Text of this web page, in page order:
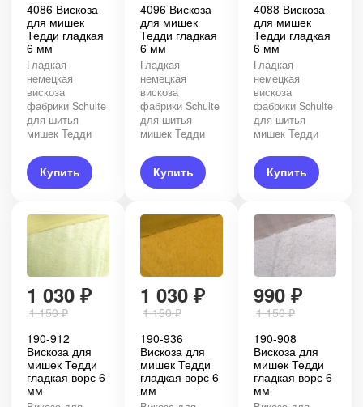
4086 Вискоза
для мишек
Тедди гладкая
6 мм
Гладкая
немецкая
вискоза
фабрики Schulte
для шитья
мишек Тедди
Купить
4096 Вискоза
для мишек
Тедди гладкая
6 мм
Гладкая
немецкая
вискоза
фабрики Schulte
для шитья
мишек Тедди
Купить
4088 Вискоза
для мишек
Тедди гладкая
6 мм
Гладкая
немецкая
вискоза
фабрики Schulte
для шитья
мишек Тедди
Купить
1 030 ₽
1 150₽
190-912
Вискоза для
мишек Тедди
гладкая ворс 6
мм
1 030 ₽
1 150₽
190-936
Вискоза для
мишек Тедди
гладкая ворс 6
мм
990 ₽
1 150₽
190-908
Вискоза для
мишек Тедди
гладкая ворс 6
мм